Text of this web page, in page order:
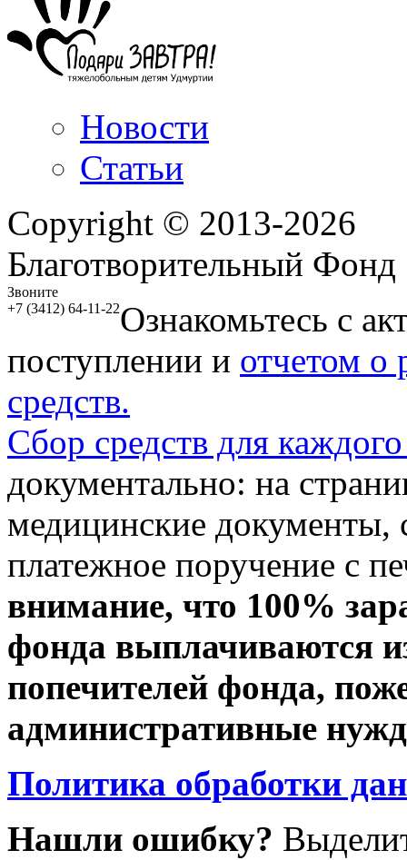
Новости
Статьи
Copyright © 2013-2026
Благотворительный
Звоните
+7 (3412) 64-11-22Ознакомьтесь с
поступлении и отчетом о
средств.
Сбор средств для
документально: на
медицинские документы,
платежное поручение с
внимание, что 100%
фонда выплачиваются
попечителей фонда,
административные
Политика обработки
Нашли ошибку?